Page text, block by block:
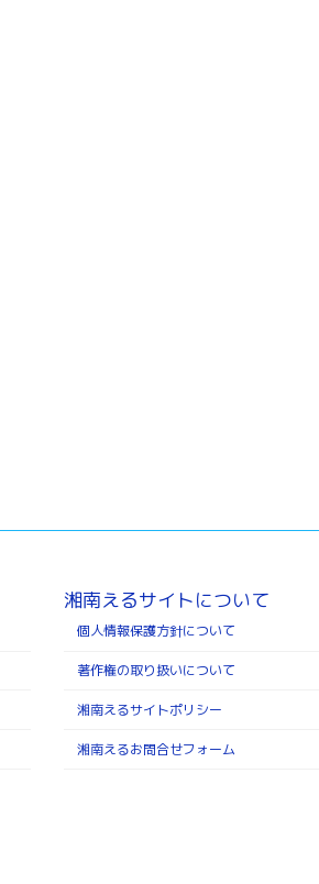
湘南えるサイトについて
個人情報保護方針について
著作権の取り扱いについて
湘南えるサイトポリシー
湘南えるお問合せフォーム